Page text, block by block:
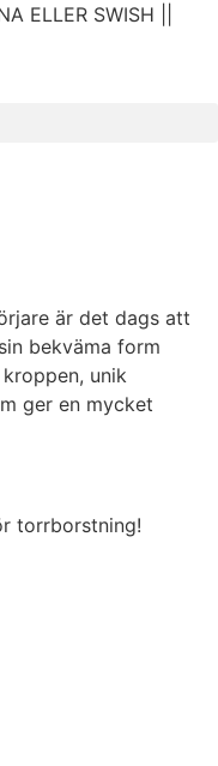
ELLER SWISH ||
är det dags att
bekväma form
unik
ger en mycket
torrborstning!